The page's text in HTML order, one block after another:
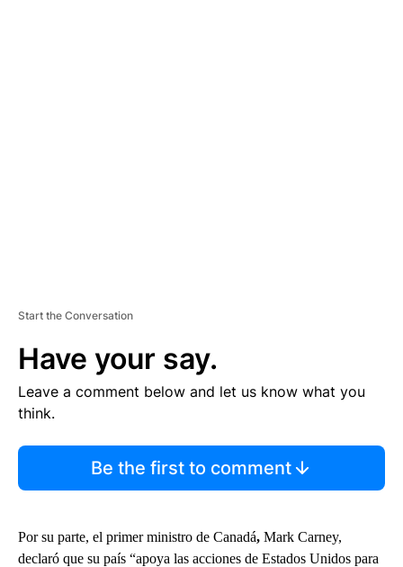
Start the Conversation
Have your say.
Leave a comment below and let us know what you
think.
Be the first to comment
Por su parte, el primer ministro de Canadá, Mark Carney,
declaró que su país “apoya las acciones de Estados Unidos para